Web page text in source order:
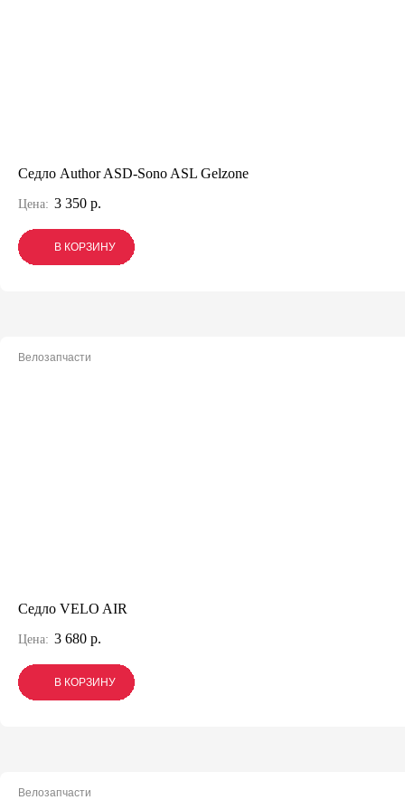
Седло Author ASD-Sono ASL Gelzone
Цена: 3 350 р.
В КОРЗИНУ
В КОРЗИНУ
В КОРЗИНУ
Велозапчасти
Седло VELO AIR
Цена: 3 680 р.
В КОРЗИНУ
В КОРЗИНУ
В КОРЗИНУ
Велозапчасти